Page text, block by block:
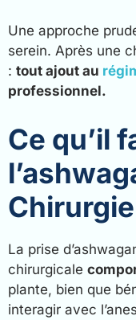
Une approche
serein. Après une
: tout ajout au
professionnel.
Ce qu’il
Chirurgie
La prise
chirurgicale
plante, bien que
interagir avec